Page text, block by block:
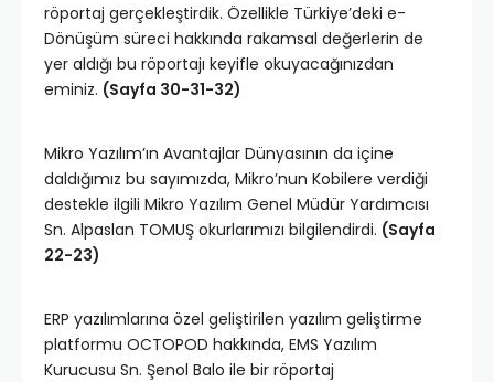
röportaj gerçekleştirdik. Özellikle Türkiye’deki e-
Dönüşüm süreci hakkında rakamsal değerlerin de
yer aldığı bu röportajı keyifle okuyacağınızdan
eminiz. (Sayfa 30-31-32)
Mikro Yazılım’ın Avantajlar Dünyasının da içine
daldığımız bu sayımızda, Mikro’nun Kobilere verdiği
destekle ilgili Mikro Yazılım Genel Müdür Yardımcısı
Sn. Alpaslan TOMUŞ okurlarımızı bilgilendirdi. (Sayfa
22-23)
ERP yazılımlarına özel geliştirilen yazılım geliştirme
platformu OCTOPOD hakkında, EMS Yazılım
Kurucusu Sn. Şenol Balo ile bir röportaj